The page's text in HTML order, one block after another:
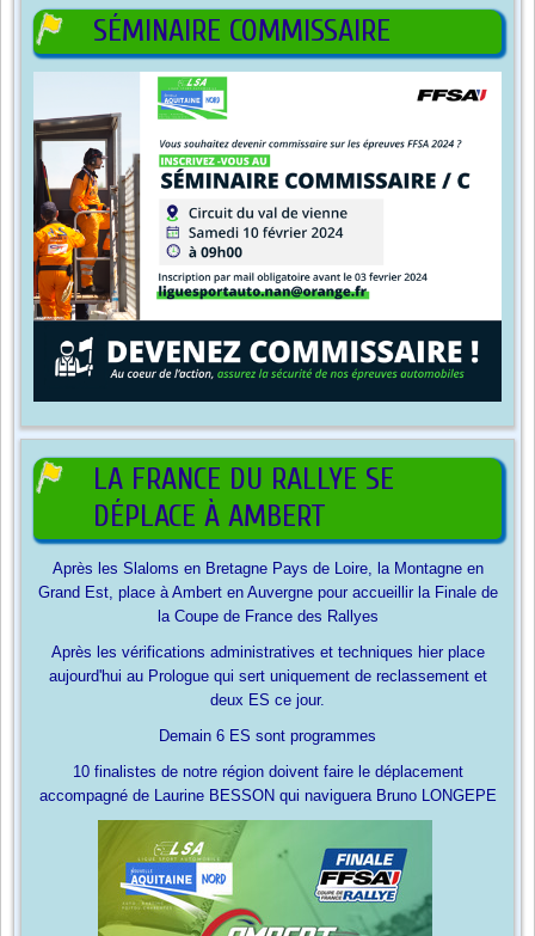
SÉMINAIRE COMMISSAIRE
LA FRANCE DU RALLYE SE
DÉPLACE À AMBERT
Après les Slaloms en Bretagne Pays de Loire, la Montagne en
Grand Est, place à Ambert en Auvergne pour accueillir la Finale de
la Coupe de France des Rallyes
Après les vérifications administratives et techniques hier place
aujourd'hui au Prologue qui sert uniquement de reclassement et
deux ES ce jour.
Demain 6 ES sont programmes
10 finalistes de notre région doivent faire le déplacement
accompagné de Laurine BESSON qui naviguera Bruno LONGEPE